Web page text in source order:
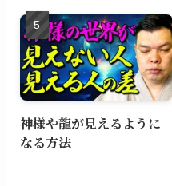
神様や龍が見えるように
なる方法